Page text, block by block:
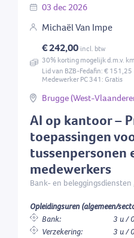
AI op kantoor –
toepassingen
tussenpersonen
medewerkers
Bank- en
Opleidingsuren (algemeen/
Bank:
3 u /
Verzekering:
3 u /
03 dec 2026
Michaël Van Impe
€ 242,00 incl. btw
30% korting mogelijk d.m.v.
Lid van BZB-Fedafin: € 151,25
Medewerker PC 341: Gratis
Brugge (West-